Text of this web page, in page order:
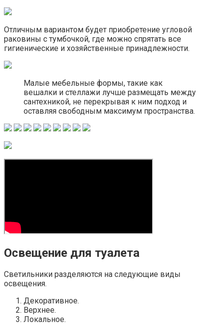
Отличным вариантом будет приобретение угловой
раковины с тумбочкой, где можно спрятать все
гигиенические и хозяйственные принадлежности.
Малые мебельные формы, такие как
вешалки и стеллажи лучше размещать между
сантехникой, не перекрывая к ним подход и
оставляя свободным максимум пространства.
Освещение для туалета
Светильники разделяются на следующие виды
освещения.
Декоративное.
Верхнее.
Локальное.